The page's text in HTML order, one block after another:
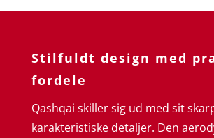
Stilfuldt design med
fordele
Qashqai skiller sig ud med sit
karakteristiske detaljer. Den